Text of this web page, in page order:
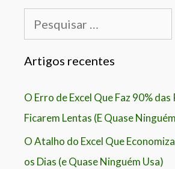
Pesquisar
por:
Artigos recentes
O Erro de Excel Que Faz 90% das
Ficarem Lentas (E Quase
O Atalho do Excel Que
os Dias (e Quase Ninguém Usa)